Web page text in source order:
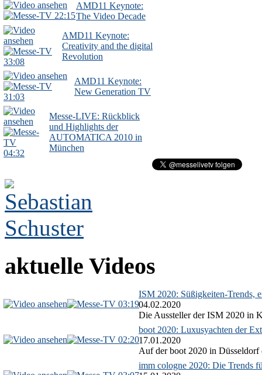
22:15
AMD11 Keynote:
The Video Decade
33:08
AMD11 Keynote:
Creativity and the digital
Revolution
31:03
AMD11 Keynote:
New Generation TV
04:32
Messe-LIVE: Rückblick
und Highlights der
AUTOMATICA 2010 in
München
aktuelle Videos
03:19
ISM 2020: Süßigkeiten-Trends,
04.02.2020
Die Aussteller der ISM 2020 in
02:20
boot 2020: Luxusyachten der
17.01.2020
Auf der boot 2020 in Düsseldorf
imm cologne 2020: Die Trends